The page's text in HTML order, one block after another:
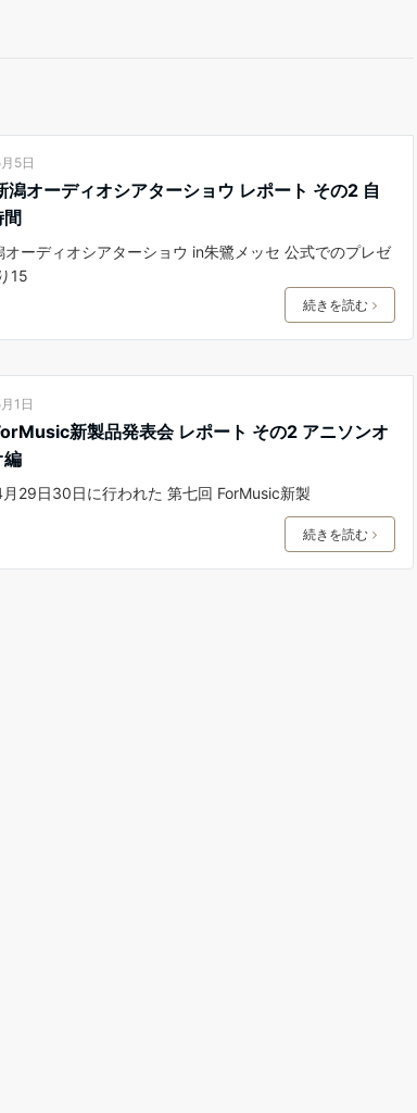
5日
潟オーディオシアターショウ レポート その2 自
オーディオシアターショウ in朱鷺メッセ 公式でのプレゼ
15
続きを読む
1日
新製品発表会 レポート その2 アニソンオ
編
29日30日に行われた 第七回 ForMusic新製
続きを読む